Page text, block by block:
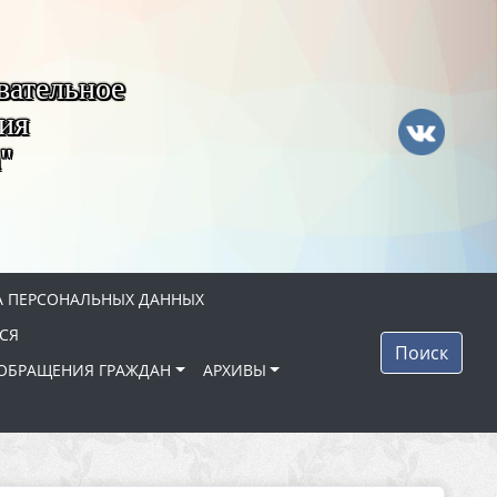
ПЕРСОНАЛЬНЫХ ДАННЫХ
ГРАЖДАН
АРХИВЫ
Поиск